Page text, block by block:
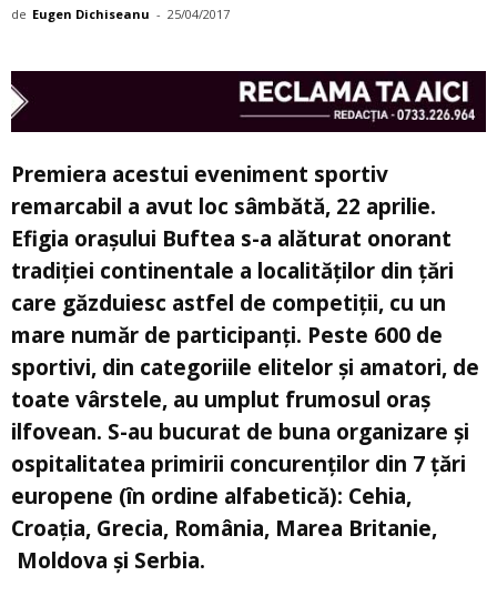
de Eugen Dichiseanu - 25/04/2017
Premiera acestui eveniment sportiv
remarcabil a avut loc sâmbătă, 22 aprilie.
Efigia oraşului Buftea s-a alăturat onorant
tradiţiei continentale a localităţilor din ţări
care găzduiesc astfel de competiţii, cu un
mare număr de participanţi. Peste 600 de
sportivi, din categoriile elitelor şi amatori, de
toate vârstele, au umplut frumosul oraş
ilfovean. S-au bucurat de buna organizare şi
ospitalitatea primirii concurenților din 7 ţări
europene (în ordine alfabetică): Cehia,
Croaţia, Grecia, România, Marea Britanie,
Moldova şi Serbia.